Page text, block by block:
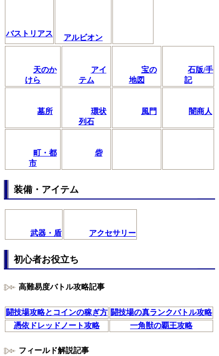
バストリアス アルビオン
天のか
けら
アイ
テム
宝の
地図
石版/手
記
墓所
環状
列石
風門 闇商人
町・都
市
砦
装備・アイテム
武器・盾 アクセサリー
初心者お役立ち
高難易度バトル攻略記事
闘技場攻略とコインの稼ぎ方 闘技場の真ランクバトル攻略
憑依ドレッドノート攻略
一角獣の覇王攻略
フィールド解説記事